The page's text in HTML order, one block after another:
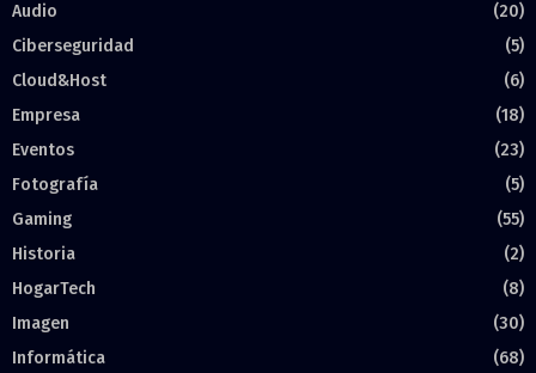
Audio
(20)
Ciberseguridad
(5)
Cloud&Host
(6)
Empresa
(18)
Eventos
(23)
Fotografía
(5)
Gaming
(55)
Historia
(2)
HogarTech
(8)
Imagen
(30)
Informática
(68)